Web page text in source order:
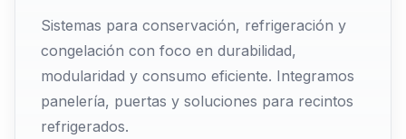
Sistemas para conservación, refrigeración y
congelación con foco en durabilidad,
modularidad y consumo eficiente. Integramos
panelería, puertas y soluciones para recintos
refrigerados.